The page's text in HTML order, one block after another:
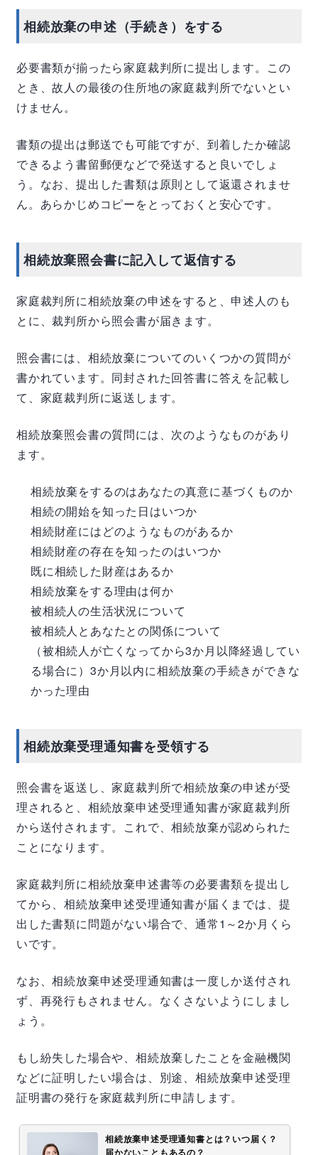
続放棄の法的な点について相談できる、ほぼ唯
一の専門家です。弁護士には、相続放棄に関す
相続放棄の申述（手続き）をする
必要書類が揃ったら家庭裁判所に提出します。この
とき、故人の最後の住所地の家庭裁判所でないとい
けません。
書類の提出は郵送でも可能ですが、到着したか確認
できるよう書留郵便などで発送すると良いでしょ
う。なお、提出した書類は原則として返還されませ
ん。あらかじめコピーをとっておくと安心です。
相続放棄照会書に記入して返信する
家庭裁判所に相続放棄の申述をすると、申述人のも
とに、裁判所から照会書が届きます。
照会書には、相続放棄についてのいくつかの質問が
書かれています。同封された回答書に答えを記載し
て、家庭裁判所に返送します。
相続放棄照会書の質問には、次のようなものがあり
ます。
相続放棄をするのはあなたの真意に基づくものか
相続の開始を知った日はいつか
相続財産にはどのようなものがあるか
相続財産の存在を知ったのはいつか
既に相続した財産はあるか
相続放棄をする理由は何か
被相続人の生活状況について
被相続人とあなたとの関係について
（被相続人が亡くなってから3か月以降経過してい
る場合に）3か月以内に相続放棄の手続きができな
かった理由
相続放棄受理通知書を受領する
照会書を返送し、家庭裁判所で相続放棄の申述が受
理されると、相続放棄申述受理通知書が家庭裁判所
から送付されます。これで、相続放棄が認められた
ことになります。
家庭裁判所に相続放棄申述書等の必要書類を提出し
てから、相続放棄申述受理通知書が届くまでは、提
出した書類に問題がない場合で、通常1～2か月くら
いです。
なお、相続放棄申述受理通知書は一度しか送付され
ず、再発行もされません。なくさないようにしまし
ょう。
もし紛失した場合や、相続放棄したことを金融機関
などに証明したい場合は、別途、相続放棄申述受理
証明書の発行を家庭裁判所に申請します。
相続放棄申述受理通知書とは？いつ届く？
届かないこともあるの？